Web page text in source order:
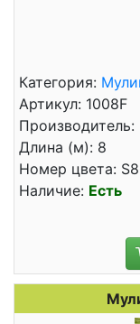
Категория:
Артикул: 1008F
Производитель:
Длина (м): 8
Номер цвета:
Наличие: Есть